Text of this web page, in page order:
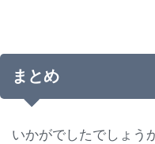
まとめ
いかがでしたでしょう